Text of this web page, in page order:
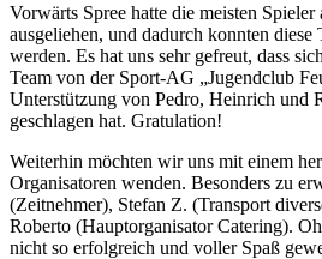
Vorwärts Spree hatte die meisten Spieler
ausgeliehen, und dadurch konnten diese
werden. Es hat uns sehr gefreut, dass
Team von der Sport-AG „Jugendclub
Unterstützung von Pedro, Heinrich und
geschlagen hat. Gratulation!
Weiterhin möchten wir uns mit einem
Organisatoren wenden. Besonders zu
(Zeitnehmer), Stefan Z. (Transport
Roberto (Hauptorganisator Catering).
nicht so erfolgreich und voller Spaß